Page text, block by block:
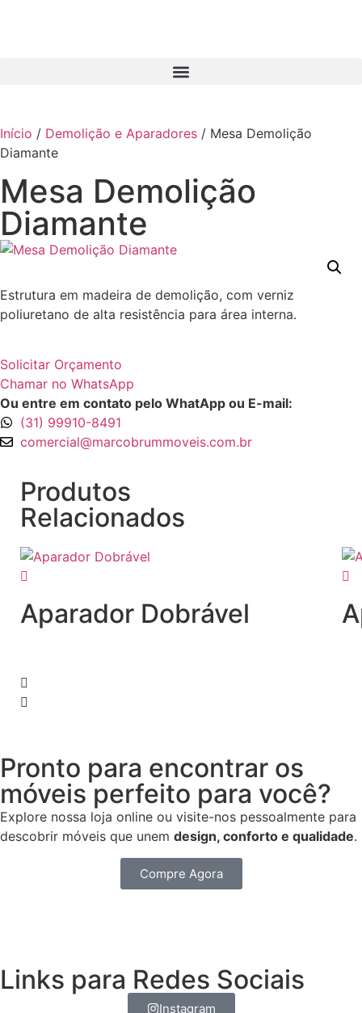
Início / Demolição e Aparadores / Mesa Demolição
Diamante
Mesa Demolição
Diamante
Estrutura em madeira de demolição, com verniz
poliuretano de alta resistência para área interna.
Solicitar Orçamento
Chamar no WhatsApp
Ou entre em contato pelo WhatApp ou E-mail:
(31) 99910-8491
comercial@marcobrummoveis.com.br
Produtos
Relacionados
Aparador Dobrável
Pronto para encontrar os
móveis perfeito para você?
Explore nossa loja online ou visite-nos pessoalmente para
descobrir móveis que unem design, conforto e qualidade.
Compre Agora
Links para Redes Sociais
Instagram